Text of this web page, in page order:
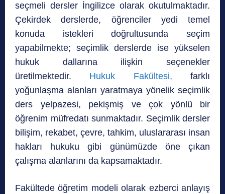
seçmeli dersler İngilizce olarak okutulmaktadır.
Çekirdek derslerde, öğrenciler yedi temel
konuda istekleri doğrultusunda seçim
yapabilmekte; seçimlik derslerde ise yükselen
hukuk dallarına ilişkin seçenekler
üretilmektedir. Hukuk Fakültesi, farklı
yoğunlaşma alanları yaratmaya yönelik seçimlik
ders yelpazesi, pekişmiş ve çok yönlü bir
öğrenim müfredatı sunmaktadır. Seçimlik dersler
bilişim, rekabet, çevre, tahkim, uluslararası insan
hakları hukuku gibi günümüzde öne çıkan
çalışma alanlarını da kapsamaktadır.
Fakültede öğretim modeli olarak ezberci anlayış